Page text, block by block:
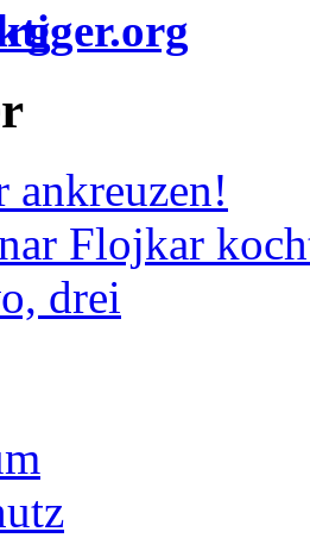
ankreuzen!
Flojkar
drei